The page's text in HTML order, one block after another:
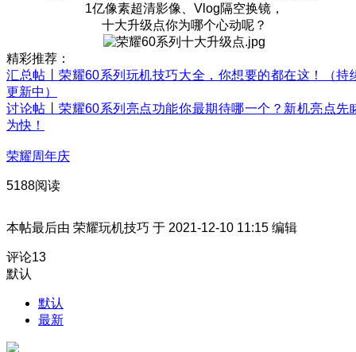
1亿像素超清影像、Vlog隔空换镜，
十大升级点你为哪个心动呢？
精彩推荐：
汇总帖丨荣耀60系列玩机技巧大全，你想要的都在这！（持
更新中）
讨论帖丨荣耀60系列亮点功能你最期待哪一个？新机亮点先
为快！
荣耀周年庆
5188阅读
本帖最后由 荣耀玩机技巧 于 2021-12-10 11:15 编辑
评论13
默认
默认
最新